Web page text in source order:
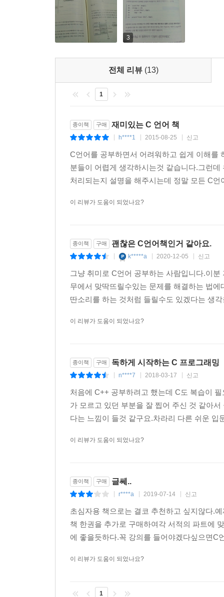
16.1. #include
16.2. 매크로
16.2.1. __inline 함수와 메크로
16.2.2. 매크로 특수화 연산자 #, ##
17장. 함수에 대한 고급 이론
17.1.1. 컴파일러 최적화
17.1.2. __inline 함수
17.2.1. __cdecl
17.2.2. __stdcall
17.2.3. __fastcall
17.4.1. 라이브러리 프로젝트 생성
17.4.2. 헤더파일의 구성
17.4.3. 정적 라이브러리 사용하기
17.5. 가변인자 사용하기
연습문제
3
전체 리뷰 (13)
1
종이책 구매 재미있는 C 언어 책
h****1 2015-08-25 신고
C언어를 공부하면서 어려워하고 쉽게 이해를
분들이 어렵게 생각하시는것 같습니다.그런
처리되는지 설명을 해주시는데 정말 모든 C
이 리뷰가 도움이 되었나요?
종이책 구매 괜찮은 C언어책인거 같아요.
k*****a 2020-12-05 신고
그냥 취미로 C언어 공부하는 사람입니다.이
무에서 맞딱뜨릴수있는 문제를 해결하는 법
딴소리를 하는 것처럼 들릴수도 있겠다는 생
이 리뷰가 도움이 되었나요?
종이책 구매 독하게 시작하는 C 프로그래밍
n****7 2018-03-17 신고
처음에 C++ 공부하려고 했는데 C도 복습이
가 모르고 있던 부분을 잘 찝어 주신 것 같아
다는 느낌이 들것 같구요.차라리 다른 쉬운
이 리뷰가 도움이 되었나요?
종이책 구매 글쎄..
r****a 2019-07-14 신고
초심자용 책으로는 결코 추천하고 싶지않다.
책 한권을 추가로 구매하여각 서적의 파트에
에 좋을듯하다.꼭 강의를 들어야겠다싶으면
이 리뷰가 도움이 되었나요?
1